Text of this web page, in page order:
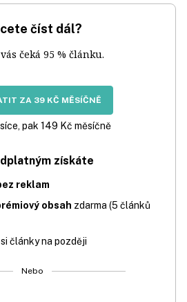
číst dál?
čeká 95 % článku.
ZA 39 KČ MĚSÍČNĚ
pak 149 Kč měsíčně
získáte
reklam
obsah zdarma (5 článků
články na později
Nebo